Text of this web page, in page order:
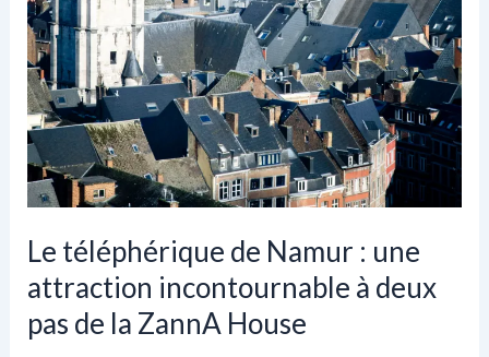
Le téléphérique de Namur : une
attraction incontournable à deux
pas de la ZannA House